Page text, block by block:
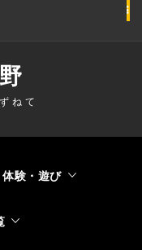
ねて
体験・遊び